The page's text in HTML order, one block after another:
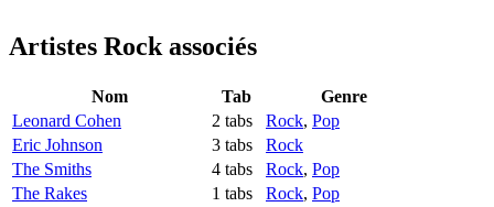
Artistes Rockassociés
Nom Tab
Genre
Leonard Cohen
2 tabs Rock, Pop
Eric Johnson
3 tabs
Rock
The Smiths
4 tabs Rock, Pop
The Rakes
1 tabs Rock, Pop